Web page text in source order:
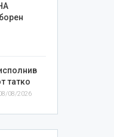
татко
08/2026